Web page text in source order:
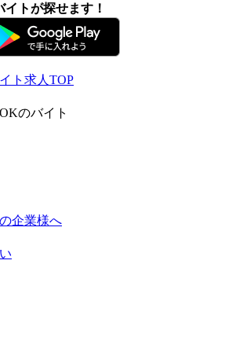
トが探せます！
ト求人TOP
のバイト
企業様へ